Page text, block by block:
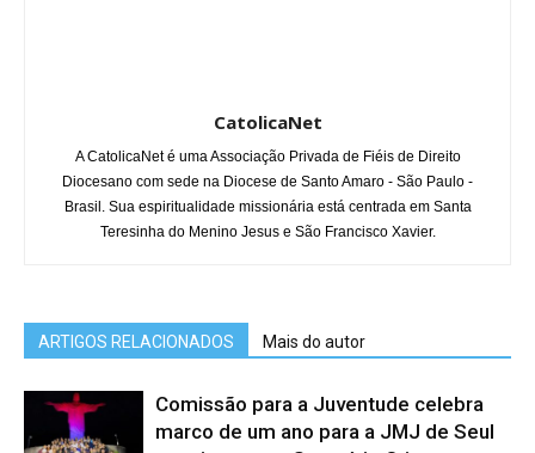
CatolicaNet
A CatolicaNet é uma Associação Privada de Fiéis de Direito
Diocesano com sede na Diocese de Santo Amaro - São Paulo -
Brasil. Sua espiritualidade missionária está centrada em Santa
Teresinha do Menino Jesus e São Francisco Xavier.
ARTIGOS RELACIONADOS Mais do autor
Comissão para a Juventude celebra
marco de um ano para a JMJ de Seul